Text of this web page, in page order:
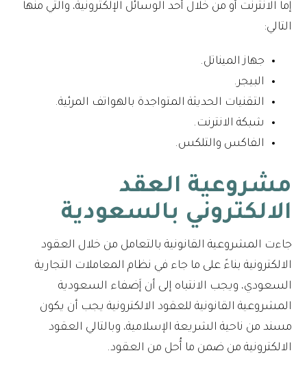
إما الانترنت أو من خلال أحد الوسائل الإلكترونية، والتي منها
التالي:
جهاز الميناتل.
البيجر.
التقنيات الحديثة المتواجدة بالهواتف المرئية.
شبكة الانترنت.
الفاكس والتلكس.
مشروعية العقد
الالكتروني بالسعودية
جاءت المشروعية القانونية بالتعامل من خلال العقود
الالكترونية بناءً على ما جاء في نظام المعاملات التجارية
السعودي، ويجب الانتباه إلى أن إَضفاء السعودية
المشروعية القانونية للعقود الالكترونية يجب أن يكون
مسند من ناحية الشريعة الإسلامية، وبالتالي العقود
الالكترونية من ضمن ما أُحل من العقود.